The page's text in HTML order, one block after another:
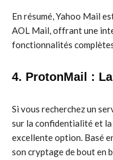
En résumé, Yahoo Mail
AOL Mail, offrant une
fonctionnalités
4. ProtonMail :
Si vous recherchez un
sur la confidentialité et
excellente option. Basé
son cryptage de bout en